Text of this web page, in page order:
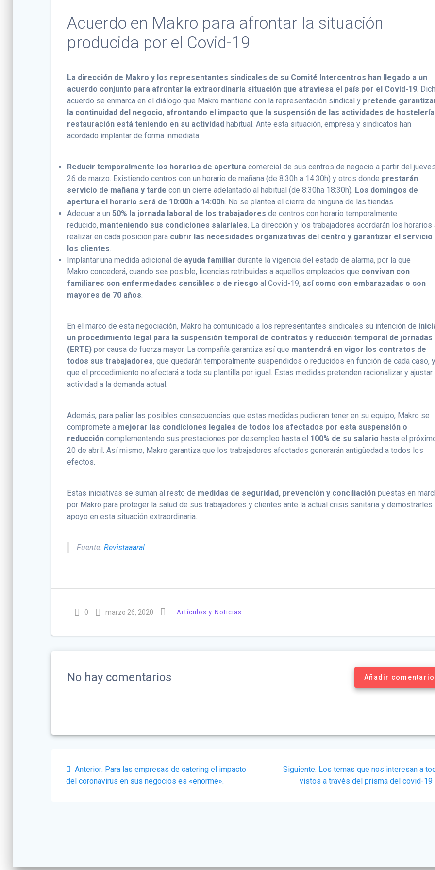
Acuerdo en Makro para afrontar la situación
producida por el Covid-19
La dirección de Makro y los representantes sindicales de su Comité Intercentros han llegado a un
acuerdo conjunto para afrontar la extraordinaria situación que atraviesa el país por el Covid-19 .
acuerdo se enmarca en el diálogo que Makro mantiene con la representación sindical y pretende
la continuidad del negocio, afrontando el impacto que la suspensión de las actividades de
restauración está teniendo en su actividadhabitual. Ante esta situación, empresa y sindicatos han
acordado implantar de forma inmediata:
Reducir temporalmente los horarios de apertura comercial de sus centros de negocio a partir del jueves
26 de marzo. Existiendo centros con un horario de mañana (de 8:30h a 14:30h) y otros donde prestarán
servicio de mañana y tardecon un cierre adelantado al habitual (de 8:30ha 18:30h). Los domingos de
apertura el horario será de 10:00h a 14:00h . No se plantea el cierre de ninguna de las tiendas.
Adecuar a un50% la jornada laboral de los trabajadores de centros con horario temporalmente
reducido, manteniendo sus condiciones salariales . La dirección y los trabajadores acordarán los horarios
realizar en cada posición para cubrir las necesidades organizativas del centro y garantizar el servicio
los clientes
Implantar una medida adicional de ayuda familiar durante la vigencia del estado de alarma, por la que
Makro concederá, cuando sea posible, licencias retribuidas a aquellos empleados que convivan con
familiares con enfermedades sensibles o de riesgo al Covid-19, así como con embarazadas o con
mayores de 70 años
En el marco de esta negociación, Makro ha comunicado a los representantes sindicales su intención de
un procedimiento legal para la suspensión temporal de contratos y reducción temporal de jornadas
(ERTE)por causa de fuerza mayor. La compañía garantiza así que mantendrá en vigor los contratos de
todos sus trabajadores, que quedarán temporalmente suspendidos o reducidos en función de cada caso,
que el procedimiento no afectará a toda su plantilla por igual. Estas medidas pretenden racionalizar y ajustar
actividad a la demanda actual.
Además, para paliar las posibles consecuencias que estas medidas pudieran tener en su equipo, Makro se
compromete a mejorar las condiciones legales de todos los afectados por esta suspensión o
reduccióncomplementando sus prestaciones por desempleo hasta el 100% de su salariohasta el
20 de abril. Así mismo, Makro garantiza que los trabajadores afectados generarán antigüedad a todos los
efectos.
Estas iniciativas se suman al resto de medidas de seguridad, prevención y conciliaciónpuestas en
por Makro para proteger la salud de sus trabajadores y clientes ante la actual crisis sanitaria y demostrarles
apoyo en esta situación extraordinaria.
Fuente:Revistaaaral
0 marzo 26, 2020 Artículos y Noticias
No hay comentarios Añadir comentario
Navegación
de
Anterior: Post
anterior:
Para las empresas de catering el impacto
del coronavirus en sus negocios es «enorme».
Siguiente: Siguiente
post:
Los temas que nos interesan a
vistos a través del prisma del covid-19